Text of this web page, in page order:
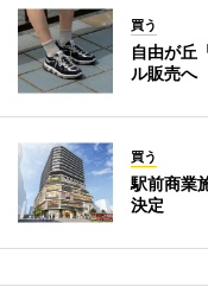
買う
自由が丘
ル販売へ
買う
駅前商業
決定